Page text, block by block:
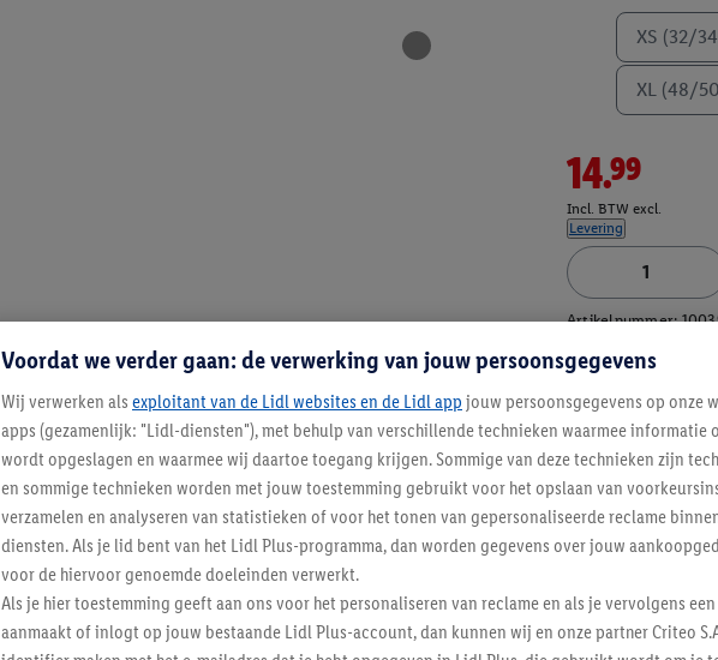
XS (32/
XL (48/
14.99
Incl. BTW excl.
Levering
Artikelnummer:
Voordat we verder gaan: de verwerking van jouw persoonsgegevens
Wij verwerken als exploitant van de Lidl websites en de Lidl app jouw persoonsgegevens op onze
apps (gezamenlijk: "Lidl-diensten"), met behulp van verschillende technieken waarmee informatie
wordt opgeslagen en waarmee wij daartoe toegang krijgen. Sommige van deze technieken zijn
en sommige technieken worden met jouw toestemming gebruikt voor het opslaan van
verzamelen en analyseren van statistieken of voor het tonen van gepersonaliseerde reclame
diensten. Als je lid bent van het Lidl Plus-programma, dan worden gegevens over jouw
voor de hiervoor genoemde doeleinden verwerkt.
Als je hier toestemming geeft aan ons voor het personaliseren van reclame en als je vervolgens
aanmaakt of inlogt op jouw bestaande Lidl Plus-account, dan kunnen wij en onze partner Criteo